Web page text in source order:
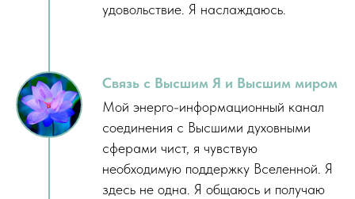
удовольствие. Я наслаждаюсь.
Связь с Высшим Я и Высшим миром
Мой энерго-информационный канал
соединения с Высшими духовными
сферами чист, я чувствую
необходимую поддержку Вселенной. Я
здесь не одна. Я общаюсь и получаю